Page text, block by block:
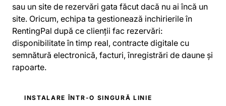
sau un site de rezervări gata făcut dacă nu ai încă un
site. Oricum, echipa ta gestionează inchirierile în
RentingPal după ce clienții fac rezervări:
disponibilitate în timp real, contracte digitale cu
semnătură electronică, facturi, înregistrări de daune și
rapoarte.
INSTALARE ÎNTR-O SINGURĂ LINIE